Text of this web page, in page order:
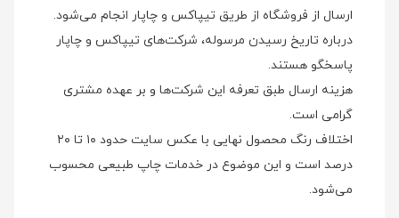
ارسال از فروشگاه از طریق تیپاکس و چاپار انجام می‌شود.
درباره تاریخ رسیدن مرسوله، شرکت‌های تیپاکس و چاپار
پاسخگو هستند.
هزینه ارسال طبق تعرفه این شرکت‌ها و بر عهده مشتری
گرامی است.
اختلاف رنگ محصول نهایی با عکس سایت حدود ۱۰ تا ۲۰
درصد است و این موضوع در خدمات چاپ طبیعی محسوب
می‌شود.